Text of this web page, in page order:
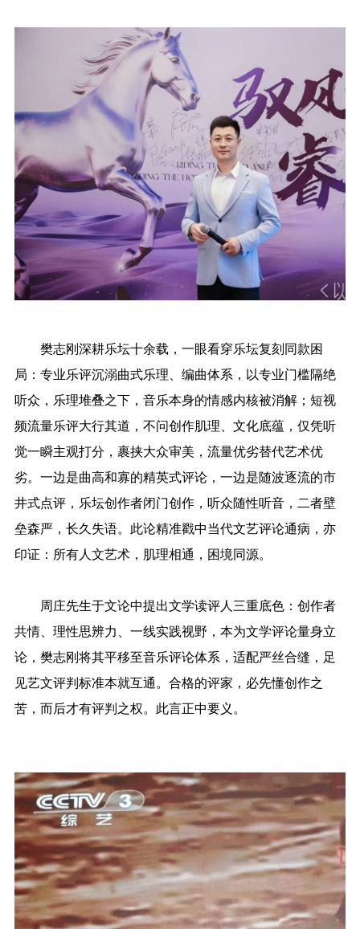
樊志刚深耕乐坛十余载，一眼看穿乐坛复刻同款困
局：专业乐评沉溺曲式乐理、编曲体系，以专业门槛隔绝
听众，乐理堆叠之下，音乐本身的情感内核被消解；短视
频流量乐评大行其道，不问创作肌理、文化底蕴，仅凭听
觉一瞬主观打分，裹挟大众审美，流量优劣替代艺术优
劣。一边是曲高和寡的精英式评论，一边是随波逐流的市
井式点评，乐坛创作者闭门创作，听众随性听音，二者壁
垒森严，长久失语。此论精准戳中当代文艺评论通病，亦
印证：所有人文艺术，肌理相通，困境同源。
周庄先生于文论中提出文学读评人三重底色：创作者
共情、理性思辨力、一线实践视野，本为文学评论量身立
论，樊志刚将其平移至音乐评论体系，适配严丝合缝，足
见艺文评判标准本就互通。合格的评家，必先懂创作之
苦，而后才有评判之权。此言正中要义。